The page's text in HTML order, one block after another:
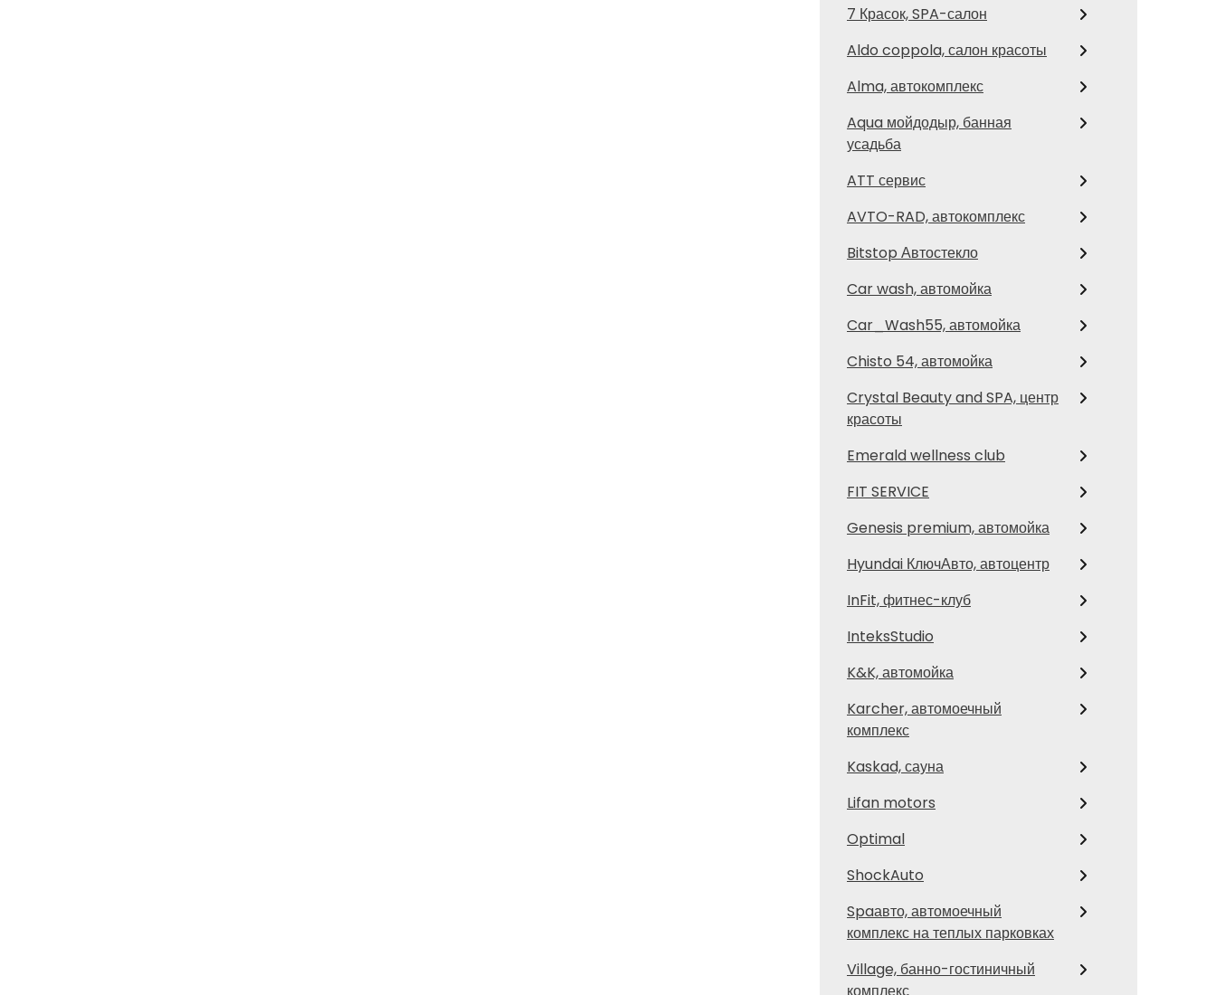
7 Красок, SPA-салон
Aldo coppola, салон красоты
Alma, автокомплекс
Aqua мойдодыр, банная
усадьба
ATT сервис
AVTO-RAD, автокомплекс
Bitstop Автостекло
Car wash, автомойка
Car_Wash55, автомойка
Chisto 54, автомойка
Crystal Beauty and SPA, центр
красоты
Emerald wellness club
FIT SERVICE
Genesis premium, автомойка
Hyundai КлючАвто, автоцентр
InFit, фитнес-клуб
InteksStudio
K&K, автомойка
Karcher, автомоечный
комплекс
Kaskad, сауна
Lifan motors
Optimal
ShockAuto
Spaавто, автомоечный
комплекс на теплых парковках
Village, банно-гостиничный